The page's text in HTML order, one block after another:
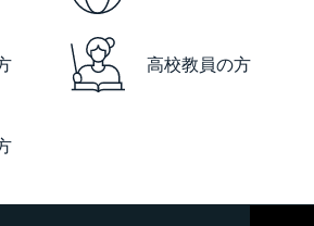
高校教員の方